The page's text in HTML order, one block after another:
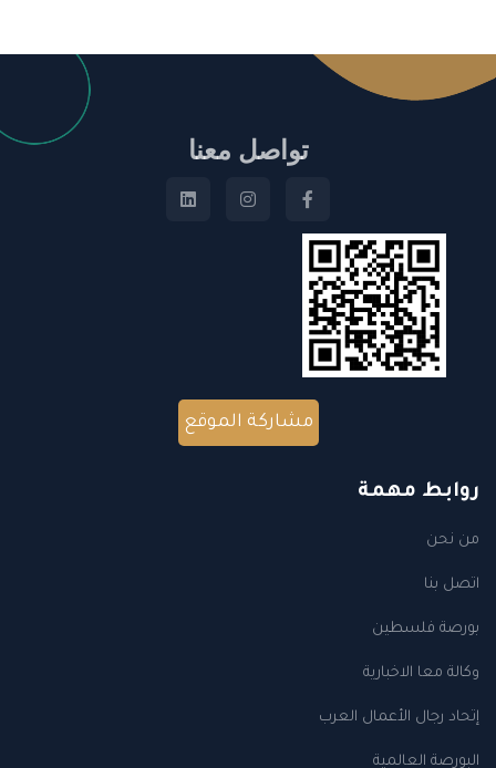
تواصل معنا
مشاركة الموقع
روابط مهمة
من نحن
اتصل بنا
بورصة فلسطين
وكالة معا الاخبارية
إتحاد رجال الأعمال العرب
البورصة العالمية